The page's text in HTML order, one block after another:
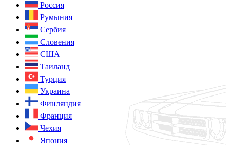
Россия
Румыния
Сербия
Словения
США
Таиланд
Турция
Украина
Финляндия
Франция
Чехия
Япония